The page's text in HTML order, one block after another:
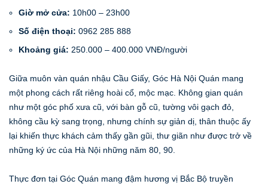
Giờ mở cửa: 10h00 – 23h00
Số điện thoại: 0962 285 888
Khoảng giá: 250.000 – 400.000 VNĐ/người
Giữa muôn vàn quán nhậu Cầu Giấy, Góc Hà Nội Quán mang
một phong cách rất riêng hoài cổ, mộc mạc. Không gian quán
như một góc phố xưa cũ, với bàn gỗ cũ, tường vôi gạch đỏ,
không cầu kỳ sang trọng, nhưng chính sự giản dị, thân thuộc ấy
lại khiến thực khách cảm thấy gần gũi, thư giãn như được trở về
những ký ức của Hà Nội những năm 80, 90.
Thực đơn tại Góc Quán mang đậm hương vị Bắc Bộ truyền